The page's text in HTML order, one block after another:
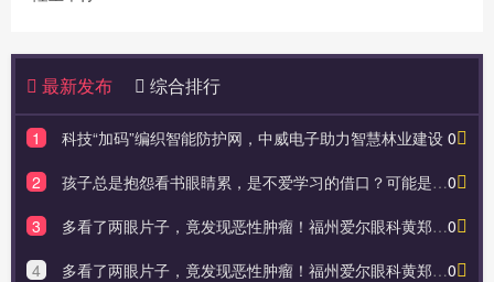
最新发布 综合排行
0
1
科技“加码”编织智能防护网，中威电子助力智慧林业建设
0
2
孩子总是抱怨看书眼睛累，是不爱学习的借口？可能是一眼清晰一眼模糊所致！——福州爱尔眼科
0
3
多看了两眼片子，竟发现恶性肿瘤！福州爱尔眼科黄郑华致力挖掘影像中的“密码”
0
4
多看了两眼片子，竟发现恶性肿瘤！福州爱尔眼科黄郑华致力挖掘影像中的“密码”